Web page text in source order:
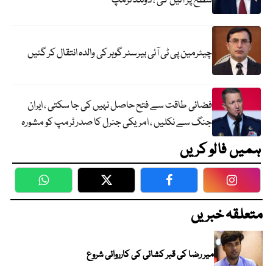
چیئرمین پی ٹی آئی بیرسٹر گوہر کی والدہ انتقال کر گئیں
فضائی طاقت سے فتح حاصل نہیں کی جا سکتی ، ایران
جنگ سے نکلیں ، امریکی جنرل کا صدر ٹرمپ کو مشورہ
ہمیں فالو کریں
WhatsApp Twitter Facebook
متعلقہ خبریں
میر رضا کی قبر کشائی کی کارروائی شروع